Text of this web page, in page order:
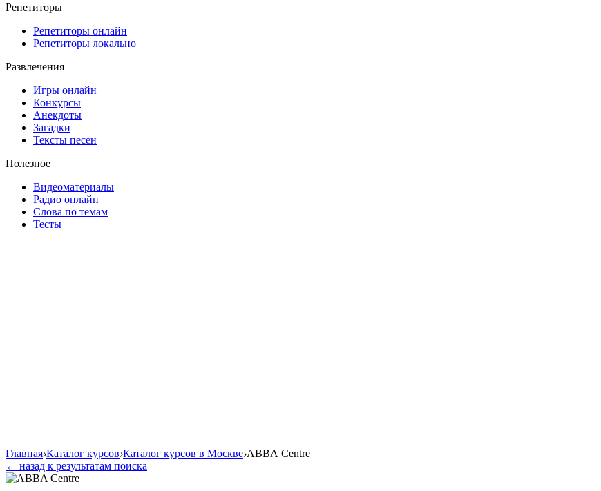
Репетиторы
Репетиторы онлайн
Репетиторы локально
Развлечения
Игры онлайн
Конкурсы
Анекдоты
Загадки
Тексты песен
Полезное
Видеоматериалы
Радио онлайн
Слова по темам
Тесты
Главная›Каталог курсов›Каталог курсов в Москве›ABBA Centre
← назад к результатам поиска